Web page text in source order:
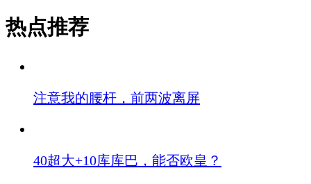
热点推荐
注意我的腰杆，前两波离屏
40超大+10库库巴，能否欧皇？